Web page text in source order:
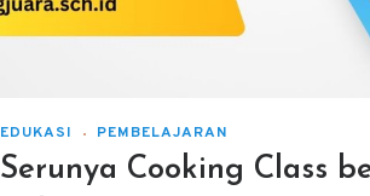
EDUKASI PEMBELAJARAN
Serunya Cooking Class